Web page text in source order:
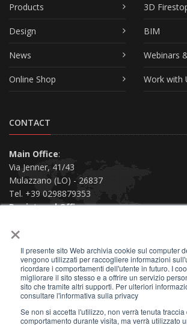
×
Il presente sito Web archivia cookie sul computer
vengono utilizzati per raccogliere informazioni
ricordare i comportamenti dell'utente in futuro. I
migliorare il sito stesso e a offrire un servizio
sito che tramite altri supporti. Per ulteriori
consultare l'informativa sulla privacy
Se non si accetta l'utilizzo, non verrà tenuta traccia
comportamento durante visita, ma verrà utilizzato
Products
Design
News
Online Shop
3D
BIM
Webinars
Work with
CONTACT
Main Office:
Via Jenner, 41/43
Mulazzano (LO) - 26837
Tel. +39 0298879353
Registered Office:
Piacenza (PC) - 29121
Contact us
2026 © All Rights Reserved.